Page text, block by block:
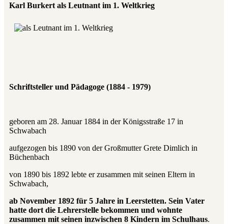
Karl Burkert als Leutnant im 1. Weltkrieg
Schriftsteller und Pädagoge (1884 - 1979)
geboren am 28. Januar 1884 in der Königsstraße 17 in
Schwabach
aufgezogen bis 1890 von der Großmutter Grete Dimlich in
Büchenbach
von 1890 bis 1892 lebte er zusammen mit seinen Eltern in
Schwabach,
ab November 1892 für 5 Jahre in Leerstetten. Sein Vater
hatte dort die Lehrerstelle bekommen und wohnte
zusammen mit seinen inzwischen 8 Kindern im Schulhaus.